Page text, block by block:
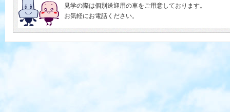
見学の際は個別送迎用の車をご用意しております。
お気軽にお電話ください。